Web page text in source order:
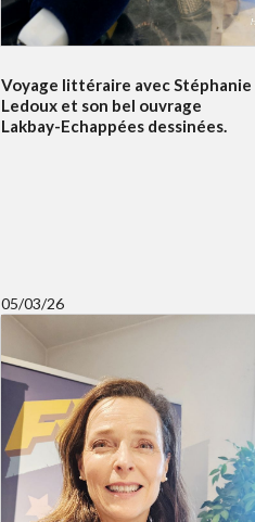
Voyage littéraire avec Stéphanie
Ledoux et son bel ouvrage
Lakbay-Echappées dessinées.
05/03/26